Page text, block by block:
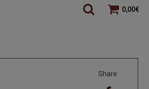
0,00€
Share